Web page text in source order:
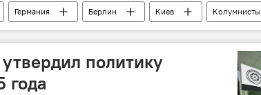
Германия Берлин Киев
Колумнисты
политику
года